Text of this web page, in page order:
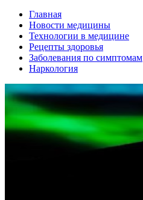
Главная
Новости медицины
Технологии в медицине
Рецепты здоровья
Заболевания по симптомам
Наркология